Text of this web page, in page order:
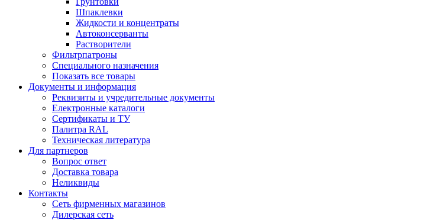
Шпаклевки
Жидкости и концентраты
Автоконсерванты
Растворители
Фильтрпатроны
Специального назначения
Показать все товары
Документы и информация
Реквизиты и учредительные документы
Електронные каталоги
Сертификаты и ТУ
Палитра RAL
Техническая литература
Для партнеров
Вопрос ответ
Доставка товара
Неликвиды
Контакты
Сеть фирменных магазинов
Дилерская сеть